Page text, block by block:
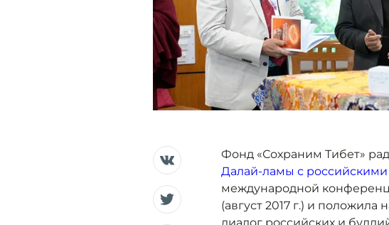
Фонд «Сохраним Тибет»
Далай-ламы с
международной
(август 2017 г.) и
диалог российских и